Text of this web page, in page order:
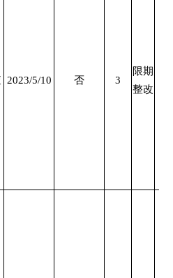
2023/5/10 否 3
限期
整改